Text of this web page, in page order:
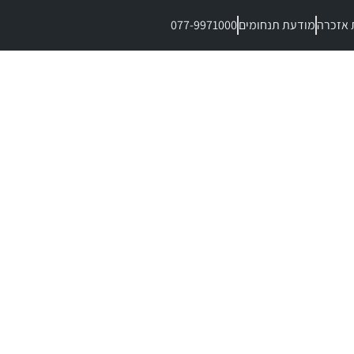
אזכרהמודעת תנחומים077-9971000